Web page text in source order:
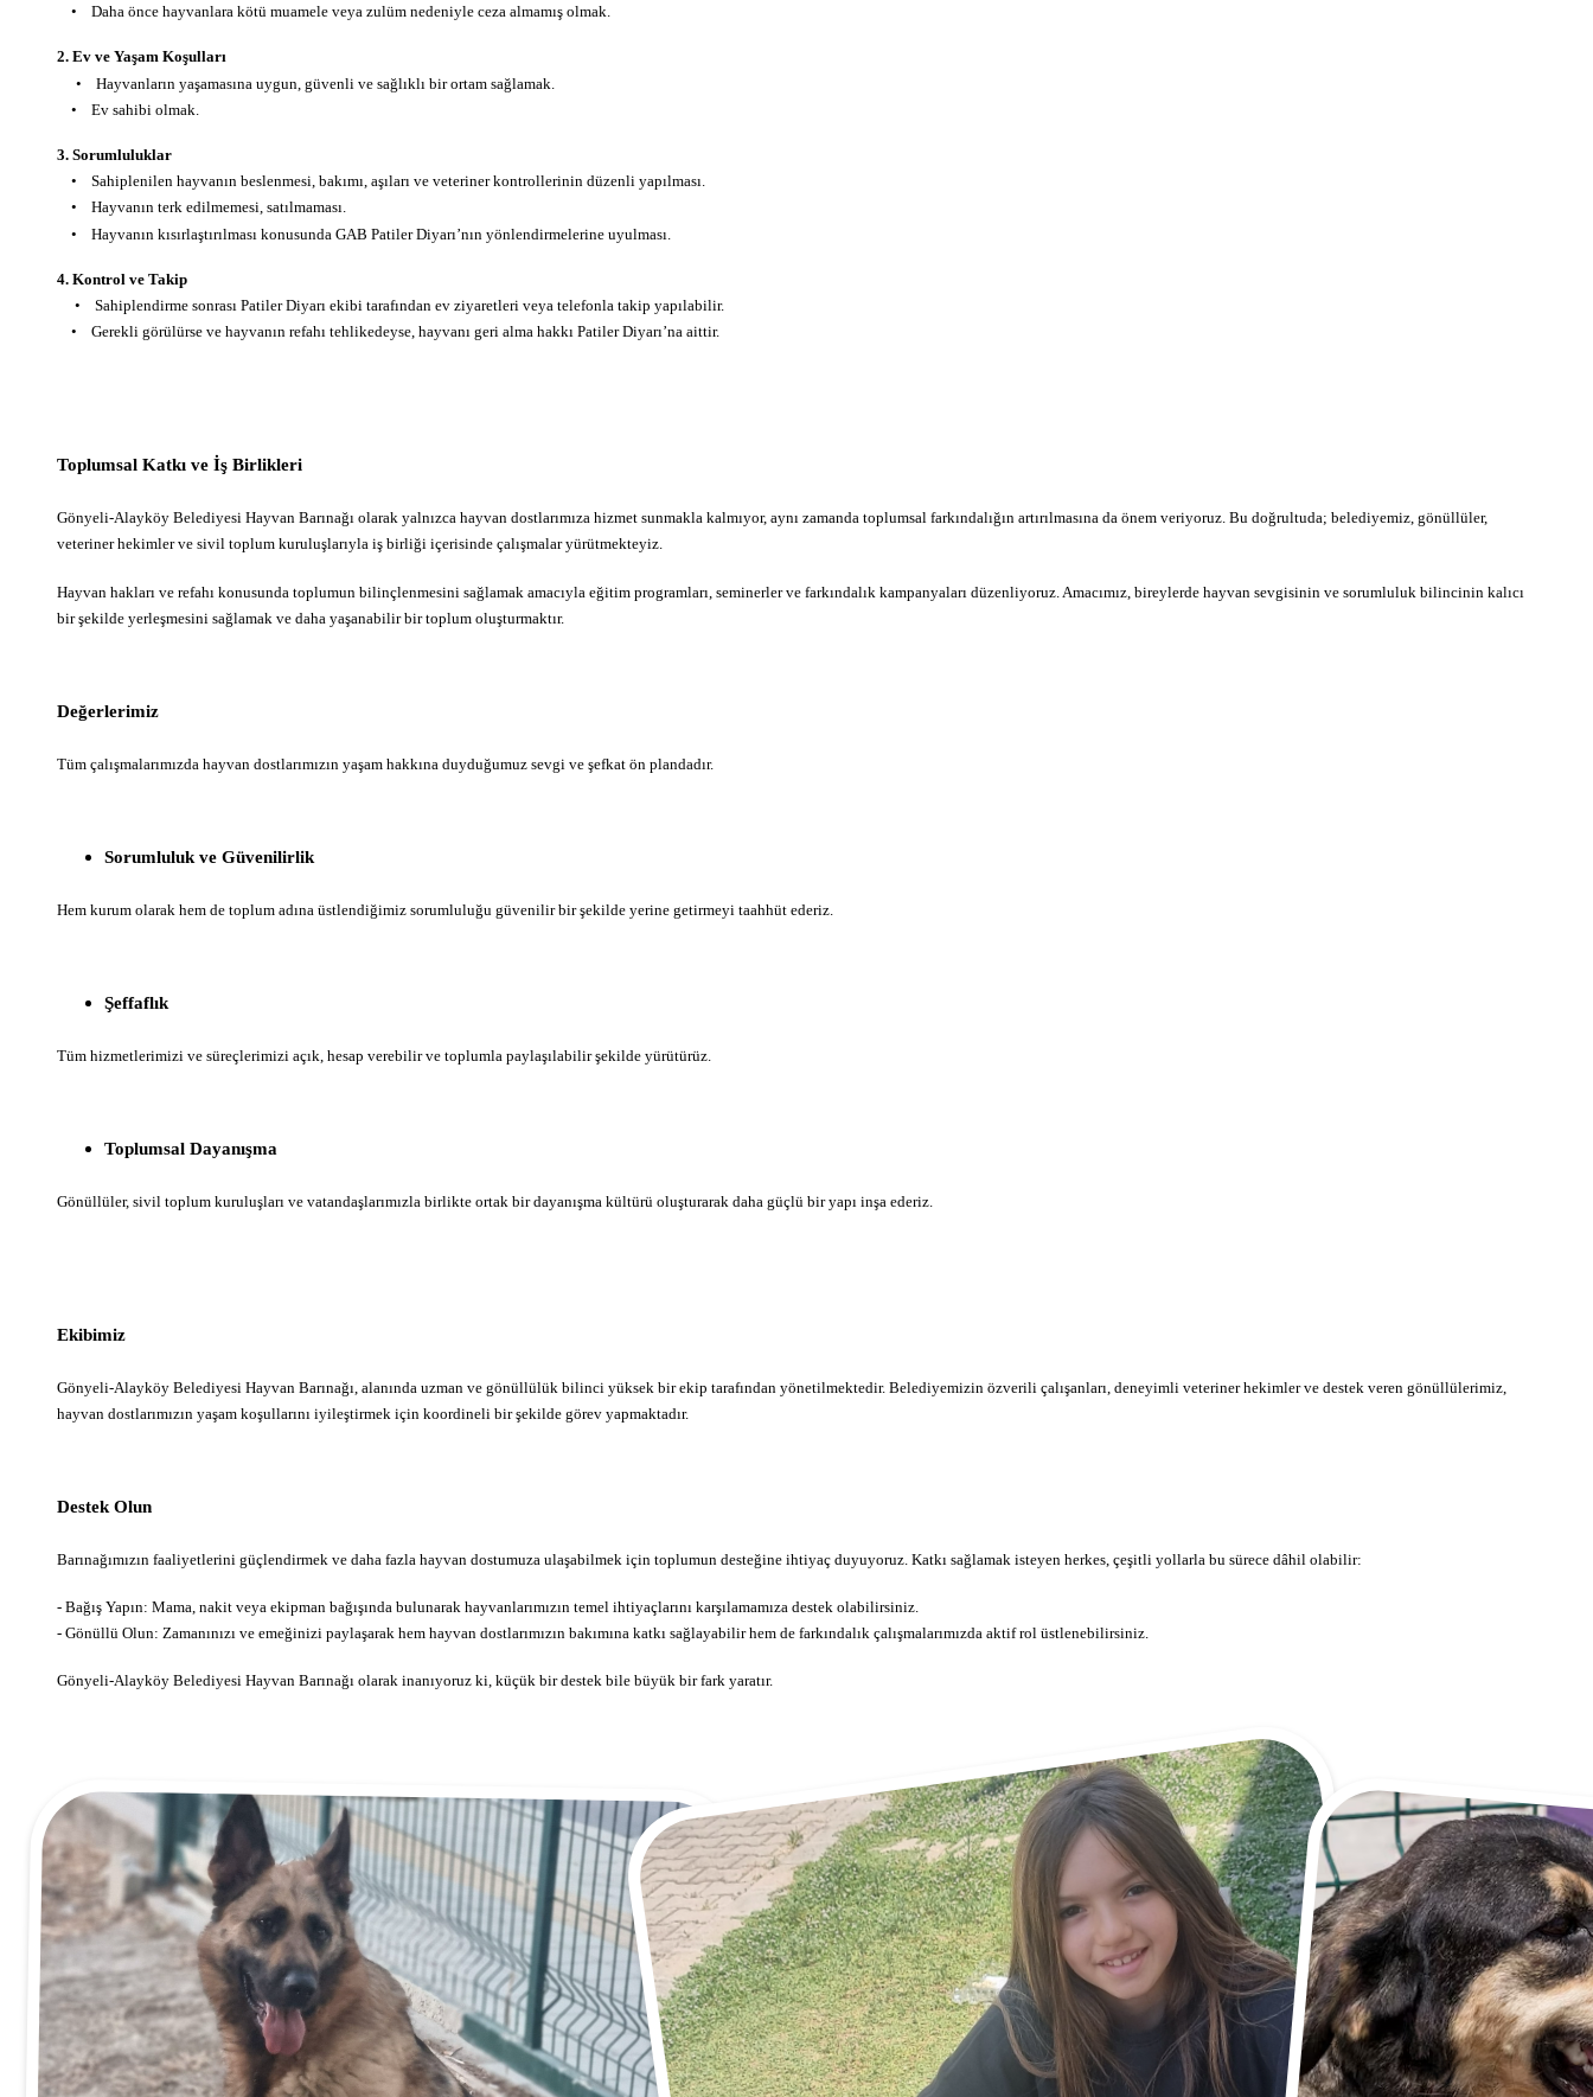
• Daha önce hayvanlara kötü muamele veya zulüm nedeniyle ceza almamış olmak.
2. Ev ve Yaşam Koşulları
• Hayvanların yaşamasına uygun, güvenli ve sağlıklı bir ortam sağlamak.
• Ev sahibi olmak.
3. Sorumluluklar
• Sahiplenilen hayvanın beslenmesi, bakımı, aşıları ve veteriner kontrollerinin düzenli yapılması.
• Hayvanın terk edilmemesi, satılmaması.
• Hayvanın kısırlaştırılması konusunda GAB Patiler Diyarı’nın yönlendirmelerine uyulması.
4. Kontrol ve Takip
• Sahiplendirme sonrası Patiler Diyarı ekibi tarafından ev ziyaretleri veya telefonla takip yapılabilir.
• Gerekli görülürse ve hayvanın refahı tehlikedeyse, hayvanı geri alma hakkı Patiler Diyarı’na aittir.
Toplumsal Katkı ve İş Birlikleri
Gönyeli-Alayköy Belediyesi Hayvan Barınağı olarak yalnızca hayvan dostlarımıza hizmet sunmakla kalmıyor, aynı zamanda toplumsal farkındalığın artırılmasına da önem veriyoruz. Bu doğrultuda; belediyemiz, gönüllüler,
veteriner hekimler ve sivil toplum kuruluşlarıyla iş birliği içerisinde çalışmalar yürütmekteyiz.
Hayvan hakları ve refahı konusunda toplumun bilinçlenmesini sağlamak amacıyla eğitim programları, seminerler ve farkındalık kampanyaları düzenliyoruz. Amacımız, bireylerde hayvan sevgisinin ve sorumluluk bilincinin kalıcı
bir şekilde yerleşmesini sağlamak ve daha yaşanabilir bir toplum oluşturmaktır.
Değerlerimiz
Tüm çalışmalarımızda hayvan dostlarımızın yaşam hakkına duyduğumuz sevgi ve şefkat ön plandadır.
Sorumluluk ve Güvenilirlik
Hem kurum olarak hem de toplum adına üstlendiğimiz sorumluluğu güvenilir bir şekilde yerine getirmeyi taahhüt ederiz.
Şeffaflık
Tüm hizmetlerimizi ve süreçlerimizi açık, hesap verebilir ve toplumla paylaşılabilir şekilde yürütürüz.
Toplumsal Dayanışma
Gönüllüler, sivil toplum kuruluşları ve vatandaşlarımızla birlikte ortak bir dayanışma kültürü oluşturarak daha güçlü bir yapı inşa ederiz.
Ekibimiz
Gönyeli-Alayköy Belediyesi Hayvan Barınağı, alanında uzman ve gönüllülük bilinci yüksek bir ekip tarafından yönetilmektedir. Belediyemizin özverili çalışanları, deneyimli veteriner hekimler ve destek veren gönüllülerimiz,
hayvan dostlarımızın yaşam koşullarını iyileştirmek için koordineli bir şekilde görev yapmaktadır.
Destek Olun
Barınağımızın faaliyetlerini güçlendirmek ve daha fazla hayvan dostumuza ulaşabilmek için toplumun desteğine ihtiyaç duyuyoruz. Katkı sağlamak isteyen herkes, çeşitli yollarla bu sürece dâhil olabilir:
- Bağış Yapın: Mama, nakit veya ekipman bağışında bulunarak hayvanlarımızın temel ihtiyaçlarını karşılamamıza destek olabilirsiniz.
- Gönüllü Olun: Zamanınızı ve emeğinizi paylaşarak hem hayvan dostlarımızın bakımına katkı sağlayabilir hem de farkındalık çalışmalarımızda aktif rol üstlenebilirsiniz.
Gönyeli-Alayköy Belediyesi Hayvan Barınağı olarak inanıyoruz ki, küçük bir destek bile büyük bir fark yaratır.